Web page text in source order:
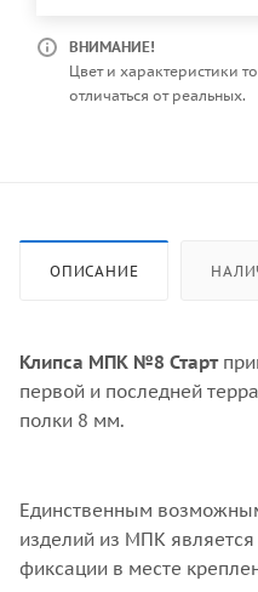
ВНИМАНИЕ!
Цвет и характеристики
отличаться от реальных.
ОПИСАНИЕ
Клипса МПК №8 Старт
первой и последней
полки 8 мм.
Единственным
изделий из МПК
фиксации в месте